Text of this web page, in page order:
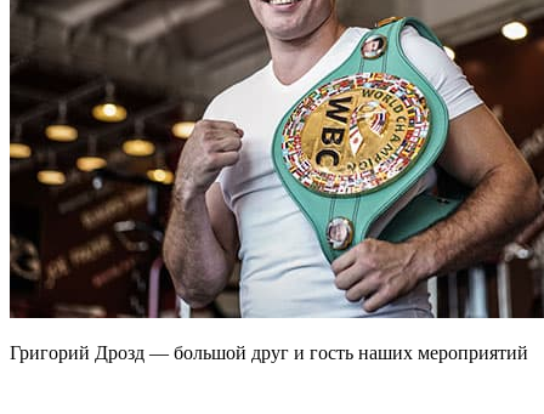
Григорий Дрозд — большой друг и гость наших мероприятий